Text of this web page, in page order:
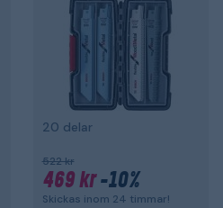
20 delar
522 kr
469 kr-10%
Skickas inom 24 timmar!